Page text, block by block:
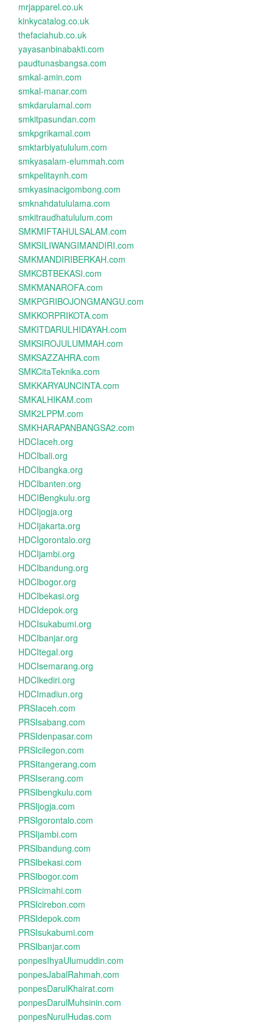
mrjapparel.co.uk
kinkycatalog.co.uk
thefaciahub.co.uk
yayasanbinabakti.com
paudtunasbangsa.com
smkal-amin.com
smkal-manar.com
smkdarulamal.com
smkitpasundan.com
smkpgrikamal.com
smktarbiyatululum.com
smkyasalam-elummah.com
smkpelitaynh.com
smkyasinacigombong.com
smknahdatululama.com
smkitraudhatululum.com
SMKMIFTAHULSALAM.com
SMKSILIWANGIMANDIRI.com
SMKMANDIRIBERKAH.com
SMKCBTBEKASI.com
SMKMANAROFA.com
SMKPGRIBOJONGMANGU.com
SMKKORPRIKOTA.com
SMKITDARULHIDAYAH.com
SMKSIROJULUMMAH.com
SMKSAZZAHRA.com
SMKCitaTeknika.com
SMKKARYAUNCINTA.com
SMKALHIKAM.com
SMK2LPPM.com
SMKHARAPANBANGSA2.com
HDCIaceh.org
HDCIbali.org
HDCIbangka.org
HDCIbanten.org
HDCIBengkulu.org
HDCIjogja.org
HDCIjakarta.org
HDCIgorontalo.org
HDCIjambi.org
HDCIbandung.org
HDCIbogor.org
HDCIbekasi.org
HDCIdepok.org
HDCIsukabumi.org
HDCIbanjar.org
HDCItegal.org
HDCIsemarang.org
HDCIkediri.org
HDCImadiun.org
PRSIaceh.com
PRSIsabang.com
PRSIdenpasar.com
PRSIcilegon.com
PRSItangerang.com
PRSIserang.com
PRSIbengkulu.com
PRSIjogja.com
PRSIgorontalo.com
PRSIjambi.com
PRSIbandung.com
PRSIbekasi.com
PRSIbogor.com
PRSIcimahi.com
PRSIcirebon.com
PRSIdepok.com
PRSIsukabumi.com
PRSIbanjar.com
ponpesIhyaUlumuddin.com
ponpesJabalRahmah.com
ponpesDarulKhairat.com
ponpesDarulMuhsinin.com
ponpesNurulHudas.com